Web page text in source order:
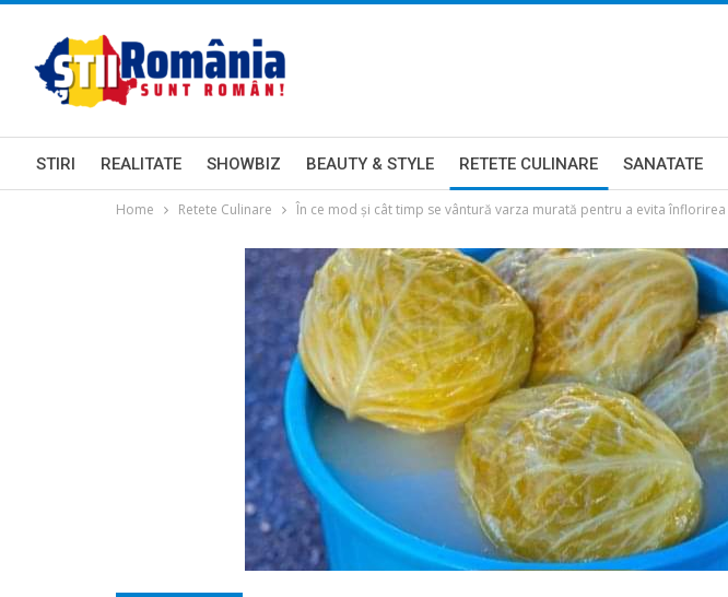
STIRI REALITATE SHOWBIZ BEAUTY & STYLE RETETE CULINARE SANATATE
Home Retete Culinare În ce mod și cât timp se vântură varza murată pentru a evita înflorirea